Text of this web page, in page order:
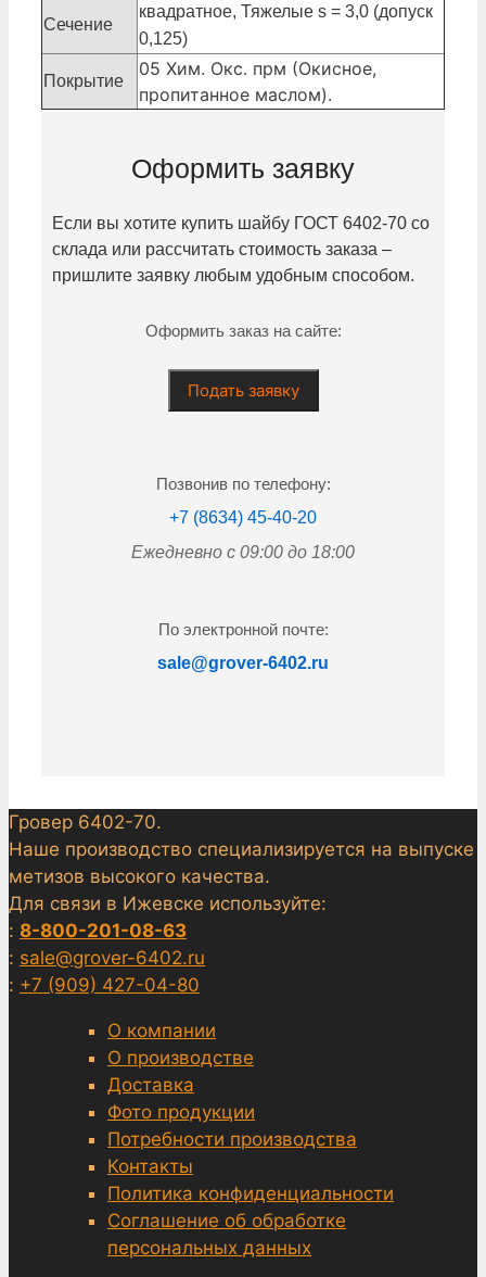
Сечение
квадратное, Тяжелые s = 3,0 (допуск
0,125)
Покрытие
05 Хим. Окс. прм (Окисное,
пропитанное маслом).
Оформить заявку
Если вы хотите купить шайбу ГОСТ 6402-70 со
склада или рассчитать стоимость заказа –
пришлите заявку любым удобным способом.
Оформить заказ на сайте:
Подать заявку
Позвонив по телефону:
+7 (8634) 45-40-20
Ежедневно с 09:00 до 18:00
По электронной почте:
sale@grover-6402.ru
Гровер 6402-70.
Наше производство специализируется на выпуске
метизов высокого качества.
Для связи в Ижевске используйте:
: 8-800-201-08-63
: sale@grover-6402.ru
: +7 (909) 427-04-80
О компании
О производстве
Доставка
Фото продукции
Потребности производства
Контакты
Политика конфиденциальности
Соглашение об обработке
персональных данных